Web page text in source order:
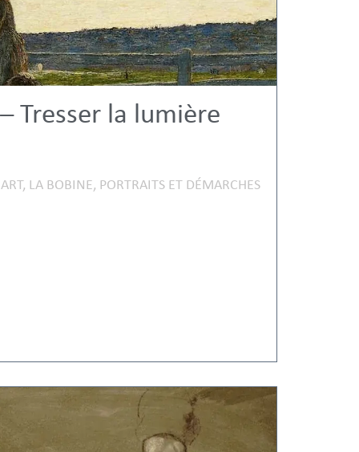
Tresser la lumière
, LA BOBINE, PORTRAITS ET DÉMARCHES